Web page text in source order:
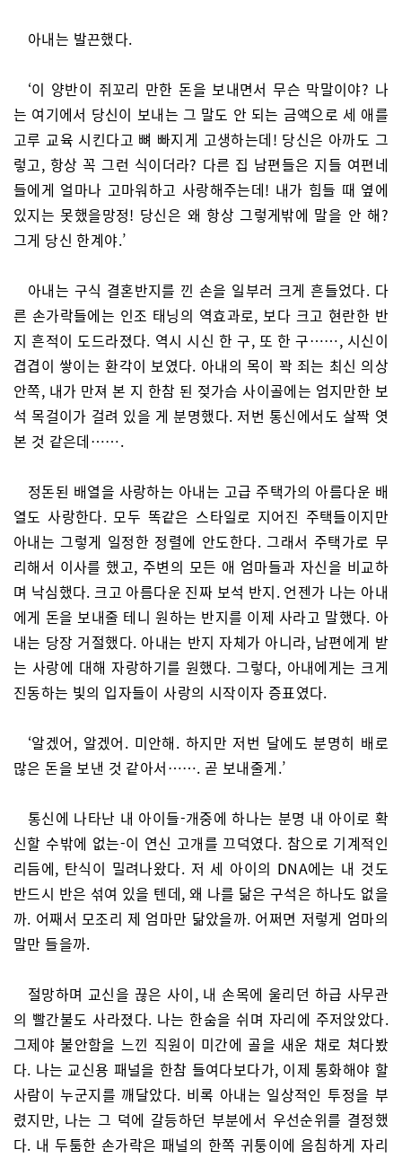
아내는 발끈했다.
‘이 양반이 쥐꼬리 만한 돈을 보내면서 무슨 막말이야? 나
는 여기에서 당신이 보내는 그 말도 안 되는 금액으로 세 애를
고루 교육 시킨다고 뼈 빠지게 고생하는데! 당신은 아까도 그
렇고, 항상 꼭 그런 식이더라? 다른 집 남편들은 지들 여편네
들에게 얼마나 고마워하고 사랑해주는데! 내가 힘들 때 옆에
있지는 못했을망정! 당신은 왜 항상 그렇게밖에 말을 안 해?
그게 당신 한계야.’
아내는 구식 결혼반지를 낀 손을 일부러 크게 흔들었다. 다
른 손가락들에는 인조 태닝의 역효과로, 보다 크고 현란한 반
지 흔적이 도드라졌다. 역시 시신 한 구, 또 한 구……, 시신이
겹겹이 쌓이는 환각이 보였다. 아내의 목이 꽉 죄는 최신 의상
안쪽, 내가 만져 본 지 한참 된 젖가슴 사이골에는 엄지만한 보
석 목걸이가 걸려 있을 게 분명했다. 저번 통신에서도 살짝 엿
본 것 같은데…….
정돈된 배열을 사랑하는 아내는 고급 주택가의 아름다운 배
열도 사랑한다. 모두 똑같은 스타일로 지어진 주택들이지만
아내는 그렇게 일정한 정렬에 안도한다. 그래서 주택가로 무
리해서 이사를 했고, 주변의 모든 애 엄마들과 자신을 비교하
며 낙심했다. 크고 아름다운 진짜 보석 반지. 언젠가 나는 아내
에게 돈을 보내줄 테니 원하는 반지를 이제 사라고 말했다. 아
내는 당장 거절했다. 아내는 반지 자체가 아니라, 남편에게 받
는 사랑에 대해 자랑하기를 원했다. 그렇다, 아내에게는 크게
진동하는 빛의 입자들이 사랑의 시작이자 증표였다.
‘알겠어, 알겠어. 미안해. 하지만 저번 달에도 분명히 배로
많은 돈을 보낸 것 같아서……. 곧 보내줄게.’
통신에 나타난 내 아이들-개중에 하나는 분명 내 아이로 확
신할 수밖에 없는-이 연신 고개를 끄덕였다. 참으로 기계적인
리듬에, 탄식이 밀려나왔다. 저 세 아이의 DNA에는 내 것도
반드시 반은 섞여 있을 텐데, 왜 나를 닮은 구석은 하나도 없을
까. 어째서 모조리 제 엄마만 닮았을까. 어쩌면 저렇게 엄마의
말만 들을까.
절망하며 교신을 끊은 사이, 내 손목에 울리던 하급 사무관
의 빨간불도 사라졌다. 나는 한숨을 쉬며 자리에 주저앉았다.
그제야 불안함을 느낀 직원이 미간에 골을 새운 채로 쳐다봤
다. 나는 교신용 패널을 한참 들여다보다가, 이제 통화해야 할
사람이 누군지를 깨달았다. 비록 아내는 일상적인 투정을 부
렸지만, 나는 그 덕에 갈등하던 부분에서 우선순위를 결정했
다. 내 두툼한 손가락은 패널의 한쪽 귀퉁이에 음침하게 자리